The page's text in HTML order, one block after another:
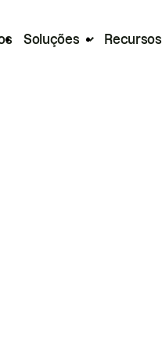
Soluções Recursos